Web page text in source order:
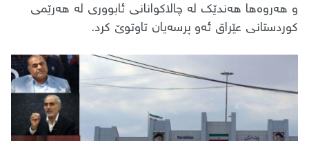
و هەروەها هەندێک لە چالاکوانانی ئابووری لە هەرێمی
کوردستانی عێراق ئەو پرسەیان تاوتوێ کرد.